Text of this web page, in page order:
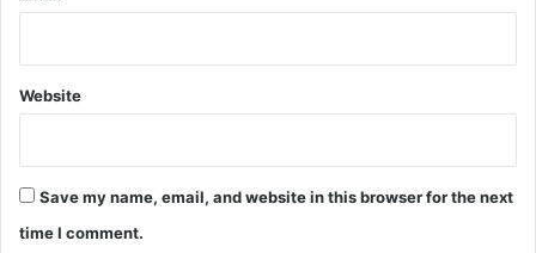
Website
Save my name, email, and website in this browser for the next
time I comment.